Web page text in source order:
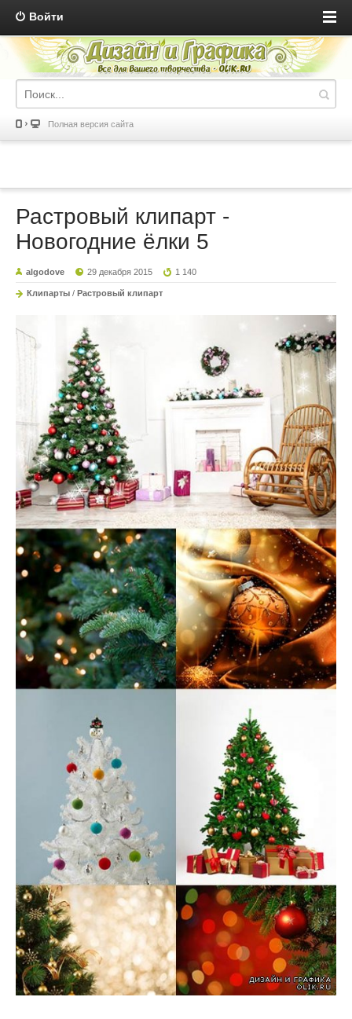
Войти
Полная версия сайта
Растровый клипарт -
Новогодние ёлки 5
algodove 29 декабря 2015 1 140
Клипарты / Растровый клипарт